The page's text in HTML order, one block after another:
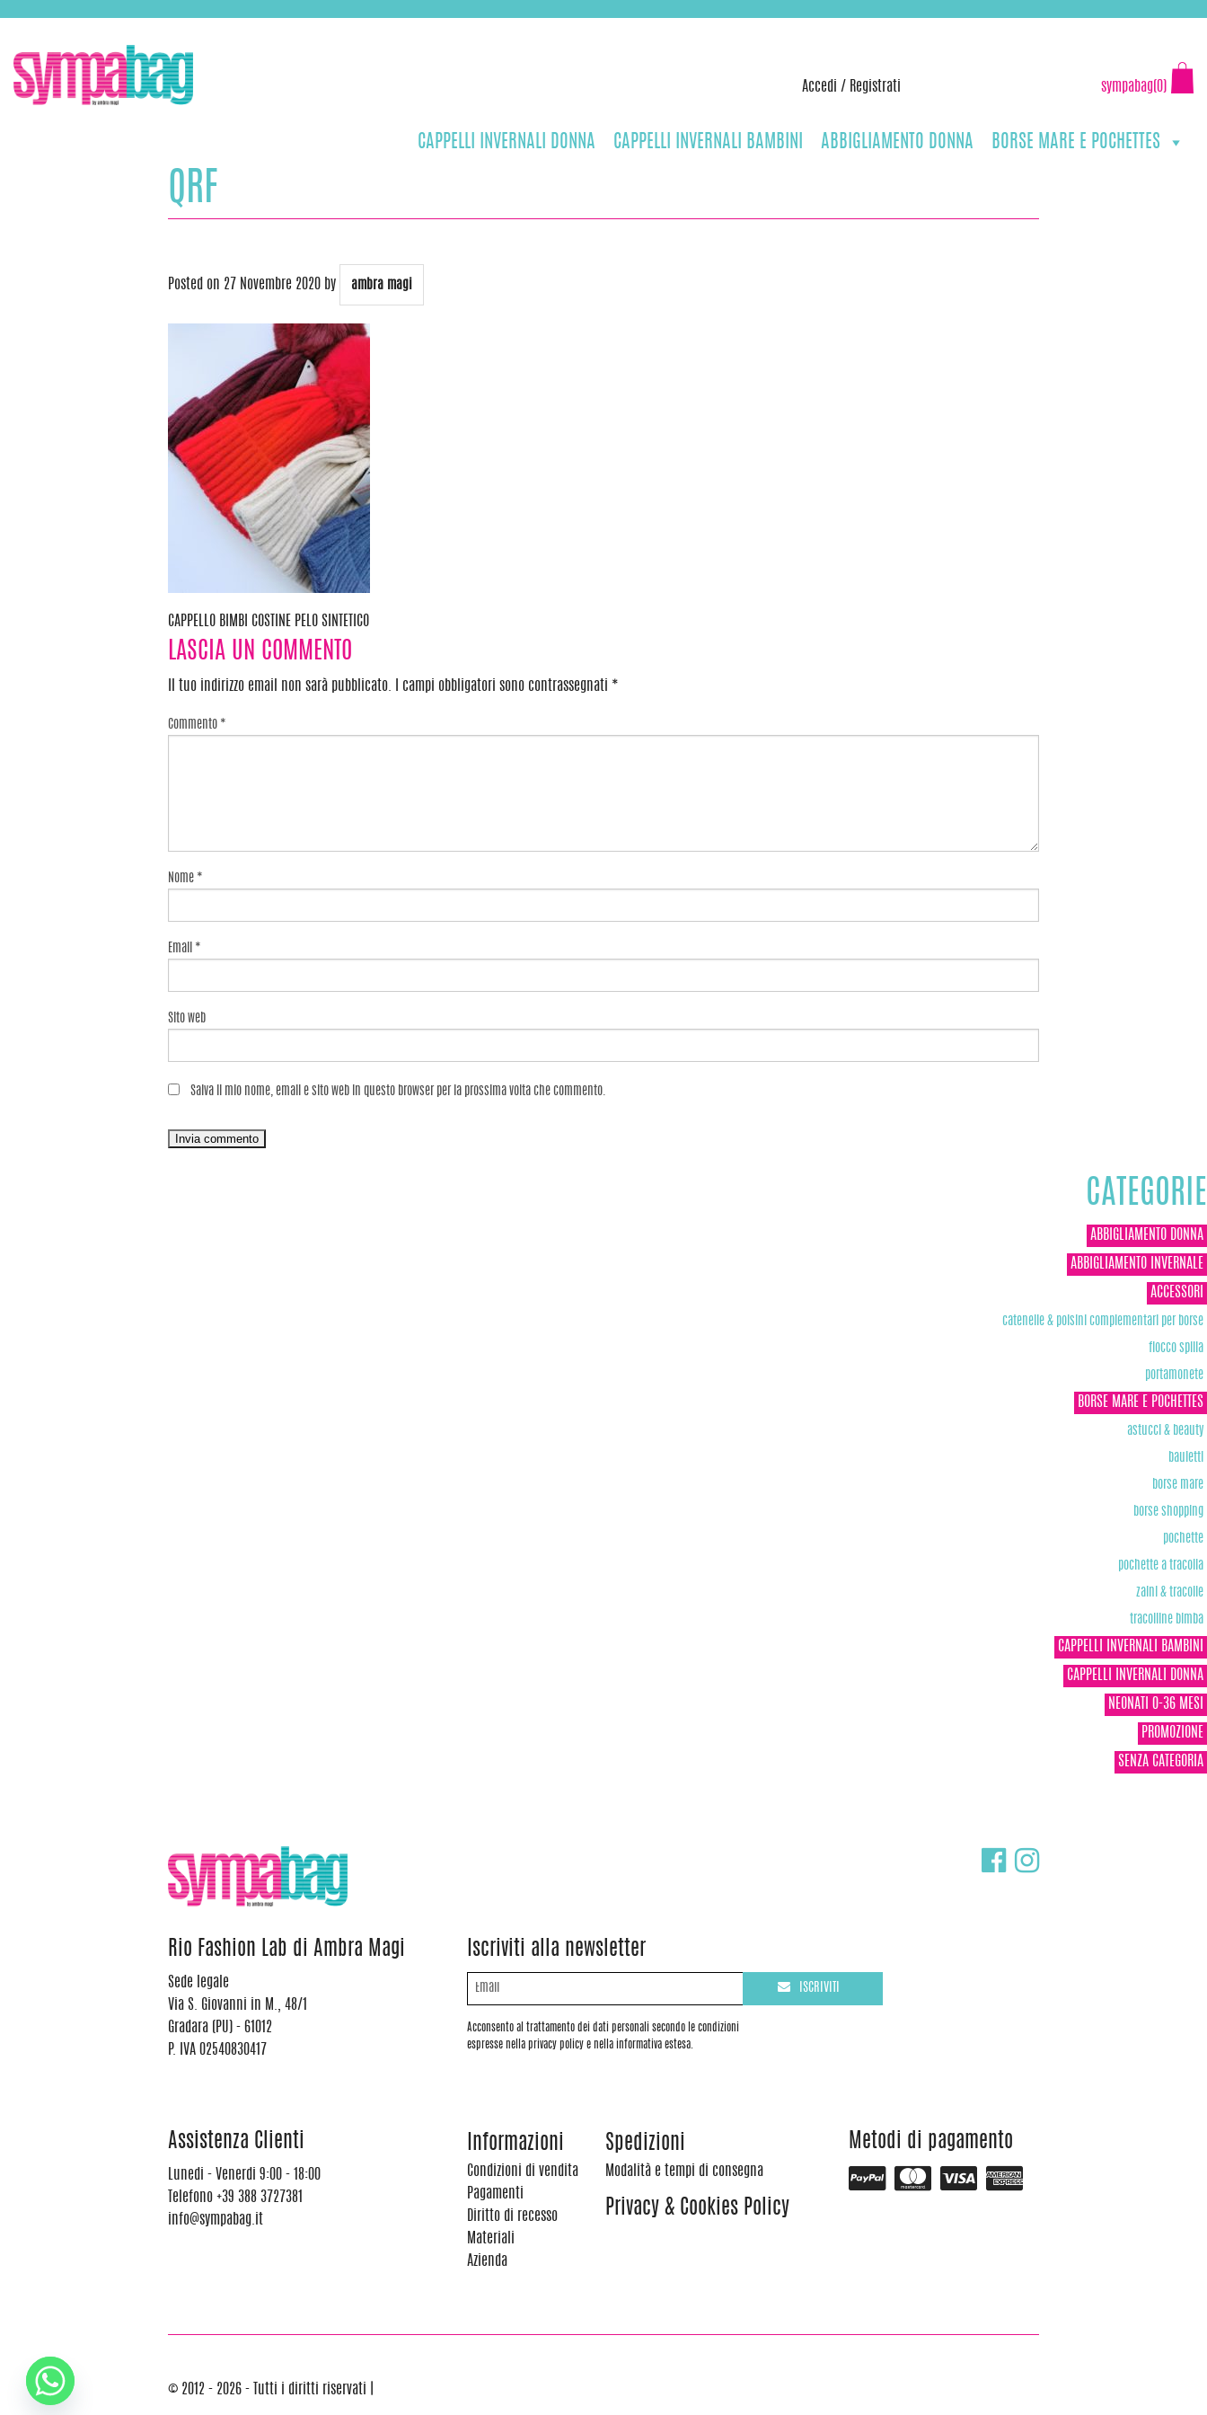
content
Accedi / Registrati sympabag(0)
CAPPELLI INVERNALI DONNA CAPPELLI INVERNALI BAMBINI ABBIGLIAMENTO DONNA BORSE MARE E POCHETTES
QRF
Posted on 27 Novembre 2020 by ambra magi
Navigazione
articoli
CAPPELLO BIMBI COSTINE PELO SINTETICO
LASCIA UN COMMENTO
Il tuo indirizzo email non sarà pubblicato. I campi obbligatori sono contrassegnati *
Commento *
Nome *
Email *
Sito web
Salva il mio nome, email e sito web in questo browser per la prossima volta che commento.
CATEGORIE
ABBIGLIAMENTO DONNA
ABBIGLIAMENTO INVERNALE
ACCESSORI
catenelle & polsini complementari per borse
fiocco spilla
portamonete
BORSE MARE E POCHETTES
astucci & beauty
bauletti
borse mare
borse shopping
pochette
pochette a tracolla
zaini & tracolle
tracolline bimba
CAPPELLI INVERNALI BAMBINI
CAPPELLI INVERNALI DONNA
NEONATI 0-36 MESI
PROMOZIONE
SENZA CATEGORIA
Rio Fashion Lab di Ambra Magi
Sede legale
Via S. Giovanni in M., 48/1
Gradara (PU) - 61012
P. IVA 02540830417
Iscriviti alla newsletter
Acconsento al trattamento dei dati personali secondo le condizioni
espresse nella privacy policy e nella informativa estesa.
ISCRIVITI
Assistenza Clienti
Lunedi - Venerdi 9:00 - 18:00
Telefono +39 388 3727381
info@sympabag.it
Informazioni
Condizioni di vendita
Pagamenti
Diritto di recesso
Materiali
Azienda
Spedizioni
Modalità e tempi di consegna
Privacy & Cookies Policy
Metodi di pagamento
© 2012 - 2026 - Tutti i diritti riservati |